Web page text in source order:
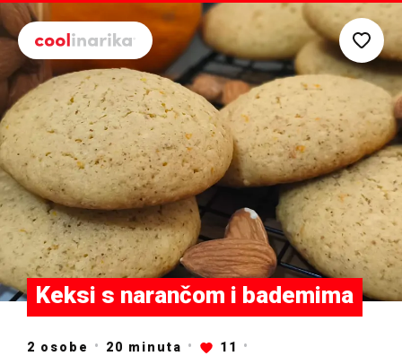
Preskoči na glavni sadržaj
Keksi s narančom i bademima
2 osobe 20 minuta 11